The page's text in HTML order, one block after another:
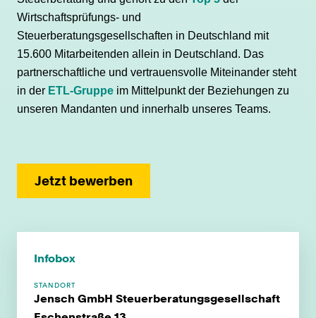
Wirtschaftsprüfungs- und
Steuerberatungsgesellschaften in Deutschland mit
15.600 Mitarbeitenden allein in Deutschland. Das
partnerschaftliche und vertrauensvolle Miteinander steht
in der ETL-Gruppe im Mittelpunkt der Beziehungen zu
unseren Mandanten und innerhalb unseres Teams.
Jetzt bewerben
Infobox
STANDORT
Jensch GmbH Steuerberatungsgesellschaft